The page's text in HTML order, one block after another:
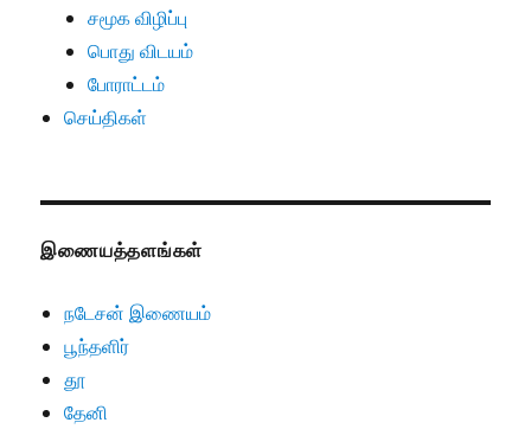
சமூக விழிப்பு
பொது விடயம்
போராட்டம்
செய்திகள்
இணையத்தளங்கள்
நடேசன் இணையம்
பூந்தளிர்
தூ
தேனி